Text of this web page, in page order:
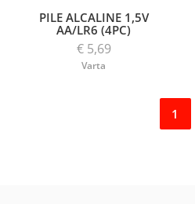
PILE ALCALINE 1,5V
AA/LR6 (4PC)
€ 5,69
Varta
1